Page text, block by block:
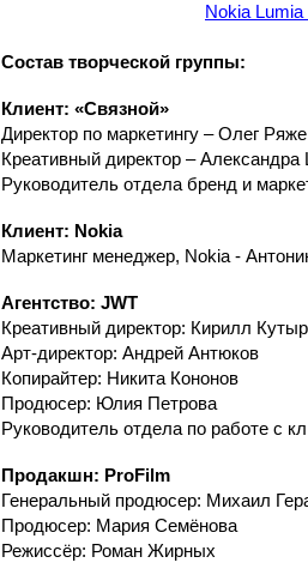
Nokia
Состав творческой группы:
Клиент: «Связной»
Директор по маркетингу – Олег
Креативный директор –
Руководитель отдела бренд и
Клиент: Nokia
Маркетинг менеджер, Nokia -
Агентство: JWT
Креативный директор: Кирилл
Арт-директор: Андрей Антюков
Копирайтер: Никита Кононов
Продюсер: Юлия Петрова
Руководитель отдела по работе с
Продакшн: ProFilm
Генеральный продюсер: Михаил
Продюсер: Мария Семёнова
Режиссёр: Роман Жирных